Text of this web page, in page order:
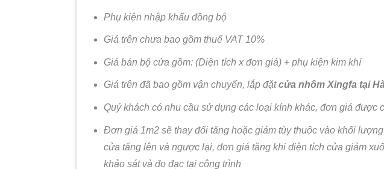
Phụ kiện nhập khẩu đồng bộ
Giá trên chưa bao gồm thuế VAT 10%
Giá bán bộ cửa gồm: (Diện tích x đơn giá) + phụ kiện kim khí
Giá trên đã bao gồm vận chuyển, lắp đặtcửa nhôm Xingfa tại
Quý khách có nhu cầu sử dụng các loại kính khác, đơn giá được
Đơn giá 1m2 sẽ thay đổi tăng hoặc giảm tùy thuộc vào khối
cửa tăng lên và ngược lại, đơn giá tăng khi diện tích cửa giảm
khảo sát và đo đạc tại công trình